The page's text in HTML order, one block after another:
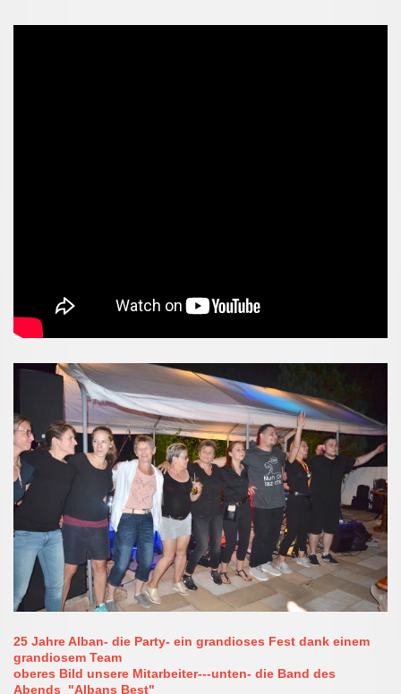
25 Jahre Alban- die Party- ein grandioses Fest dank einem
grandiosem Team
oberes Bild unsere Mitarbeiter---unten- die Band des
Abends "Albans Best"